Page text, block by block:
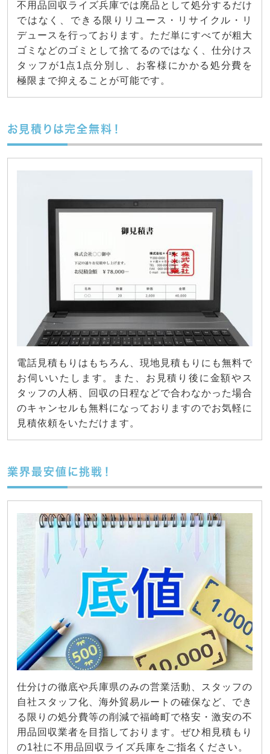
不用品回収ライズ兵庫では廃品として処分するだけ
ではなく、できる限りリユース・リサイクル・リ
デュースを行っております。ただ単にすべてが粗大
ゴミなどのゴミとして捨てるのではなく、仕分けス
タッフが1点1点分別し、お客様にかかる処分費を
極限まで抑えることが可能です。
お見積りは完全無料！
電話見積もりはもちろん、現地見積もりにも無料で
お伺いいたします。また、お見積り後に金額やス
タッフの人柄、回収の日程などで合わなかった場合
のキャンセルも無料になっておりますのでお気軽に
見積依頼をいただけます。
業界最安値に挑戦！
仕分けの徹底や兵庫県のみの営業活動、スタッフの
自社スタッフ化、海外貿易ルートの確保など、でき
る限りの処分費等の削減で福崎町で格安・激安の不
用品回収業者を目指しております。ぜひ相見積もり
の1社に不用品回収ライズ兵庫をご指名ください。